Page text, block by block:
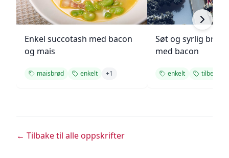
Enkel succotash med bacon
og mais
maisbrød enkelt +1
Søt og syrlig
med bacon
enkelt tilbehør
← Tilbake til alle oppskrifter